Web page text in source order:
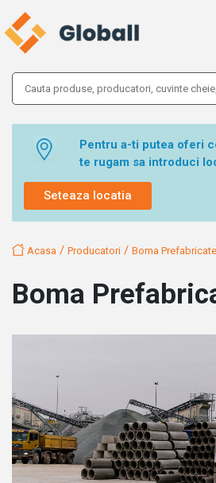
Pentru a-ti putea oferi
te rugam sa introduci
Seteaza locatia
Acasa /Producatori /Boma Prefabricate
Boma